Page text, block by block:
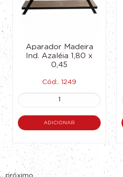
Aparador Madeira
Ind. Azaléia 1,80 x
0,45
Cód:. 1249
ADICIONAR
próximo